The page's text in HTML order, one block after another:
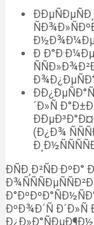
Ð
´Ð»Ñ
(Ð¿Ð¾
ÐºÐ¾Ð´Ñ Ð´Ð»Ñ